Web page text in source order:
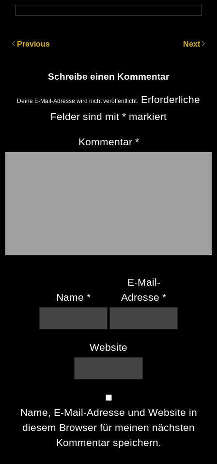
Previous Next
Schreibe einen Kommentar
Deine E-Mail-Adresse wird nicht veröffentlicht. Erforderliche
Felder sind mit * markiert
Kommentar *
Name *
E-Mail-
Adresse*
Website
Name, E-Mail-Adresse und Website in
diesem Browser für meinen nächsten
Kommentar speichern.